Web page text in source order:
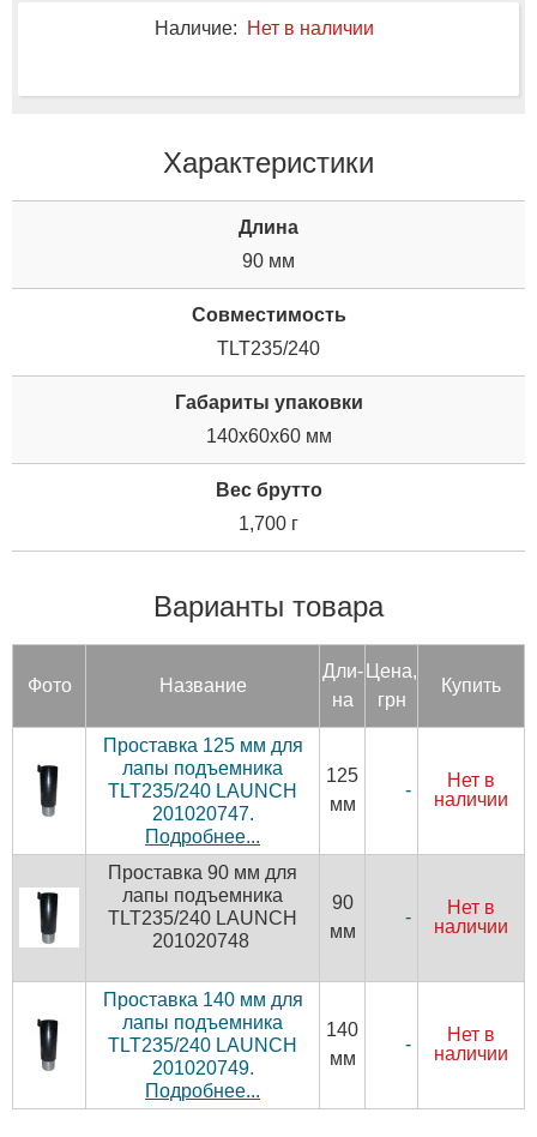
Наличие: Нет в наличии
Характеристики
Длина
90 мм
Совместимость
TLT235/240
Габариты упаковки
140x60x60 мм
Вес брутто
1,700 г
Варианты товара
Фото Название
Дли­
на
Цена,
грн
Купить
Проставка 125 мм для
лапы подъемника
TLT235/240 LAUNCH
201020747.
Подробнее...
125
мм
-
Нет в
наличии
Проставка 90 мм для
лапы подъемника
TLT235/240 LAUNCH
201020748
90
мм
-
Нет в
наличии
Проставка 140 мм для
лапы подъемника
TLT235/240 LAUNCH
201020749.
Подробнее...
140
мм
-
Нет в
наличии